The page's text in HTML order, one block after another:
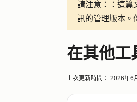
請注意：
：這
訊的管理版本。
在其他工
上次更新時間： 2026年6